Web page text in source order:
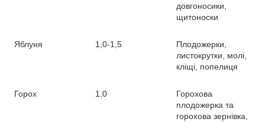
довгоносики,
щитоноски
Яблуня 1,0-1,5
Плодожерки,
листокрутки, молі,
кліщі, попелиця
Горох 1,0
Горохова
плодожерка та
горохова зернівка,